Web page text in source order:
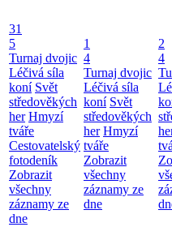
31
5
Turnaj dvojic
Léčivá síla
koní Svět
středověkých
her Hmyzí
tváře
Cestovatelský
fotodeník
Zobrazit
všechny
záznamy ze
dne
1
4
Turnaj dvojic
Léčivá síla
koní Svět
středověkých
her Hmyzí
tváře
Zobrazit
všechny
záznamy ze
dne
2
4